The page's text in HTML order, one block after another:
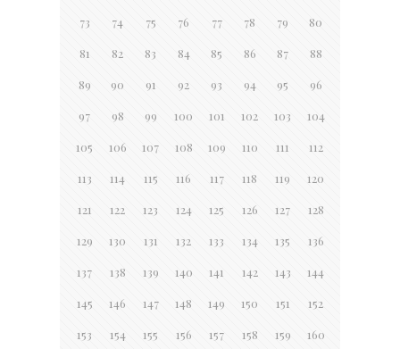
73 74 75 76 77 78 79 80
81 82 83 84 85 86 87 88
89 90 91 92 93 94 95 96
97 98 99 100 101 102 103 104
105 106 107 108 109 110 111 112
113 114 115 116 117 118 119 120
121 122 123 124 125 126 127 128
129 130 131 132 133 134 135 136
137 138 139 140 141 142 143 144
145 146 147 148 149 150 151 152
153 154 155 156 157 158 159 160